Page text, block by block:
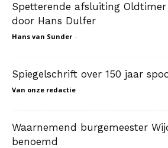
Spetterende afsluiting Oldtimer
door Hans Dulfer
Hans van Sunder -
Spiegelschrift over 150 jaar
Van onze redactie -
Waarnemend burgemeester
benoemd